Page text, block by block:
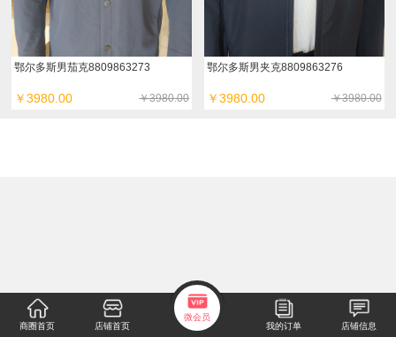
鄂尔多斯男茄克8809863273
￥3980.00 ￥3980.00
鄂尔多斯男夹克8809863276
￥3980.00 ￥3980.00
商圈首页 店铺首页
微会员
我的订单
店铺信息